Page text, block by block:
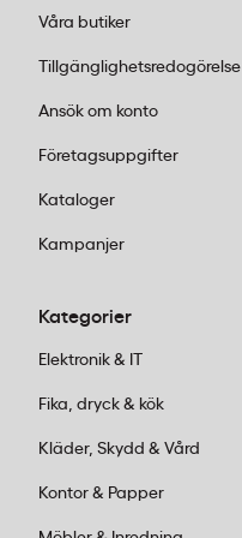
Våra butiker
Tillgänglighetsredogörelse
Ansök om konto
Företagsuppgifter
Kataloger
Kampanjer
Kategorier
Elektronik & IT
Fika, dryck & kök
Kläder, Skydd & Vård
Kontor & Papper